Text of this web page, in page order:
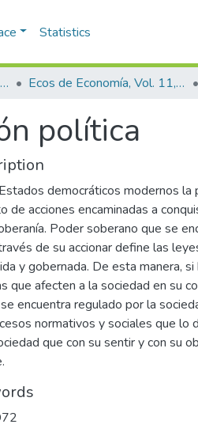
Statistics
Ecos de Economía: A Latin American Journal of Applied Economics Ecos de Economía, Vol. 11, No. 25 (2007)
política
democráticos modernos
de acciones encaminadas a
Poder soberano que se
de su accionar define las
y gobernada. De esta manera,
que afecten a la sociedad en su
encuentra regulado por la
normativos y sociales que lo
que con su sentir y con su